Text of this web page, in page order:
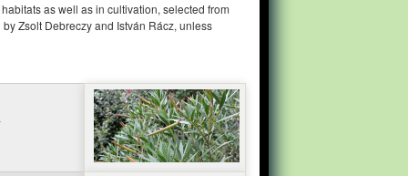
as well as in cultivation, selected from
Zsolt Debreczy and István Rácz, unless